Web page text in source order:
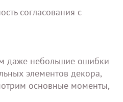
согласования с
даже небольшие ошибки
элементов декора,
основные моменты,